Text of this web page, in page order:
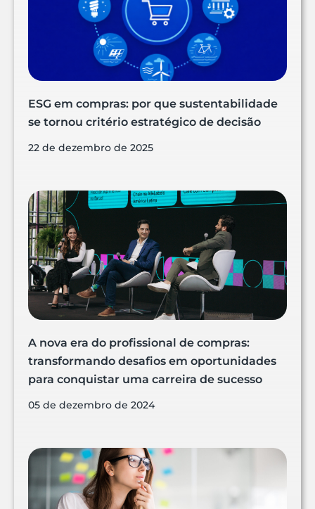
ESG em compras: por que sustentabilidade
se tornou critério estratégico de decisão
22 de dezembro de 2025
A nova era do profissional de compras:
transformando desafios em oportunidades
para conquistar uma carreira de sucesso
05 de dezembro de 2024